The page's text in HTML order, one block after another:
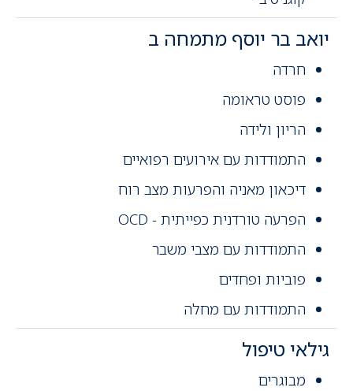
יואב בר יוסף מתמחה ב
חרדה
פוסט טראומה
הריון ולידה
התמודדות עם אירועים רפואיים
דיכאון מאניה והפרעות מצב רוח
הפרעה טורדנית כפייתית - OCD
התמודדות עם מצבי משבר
פוביות ופחדים
התמודדות עם מחלה
גילאי טיפול
מבוגרים